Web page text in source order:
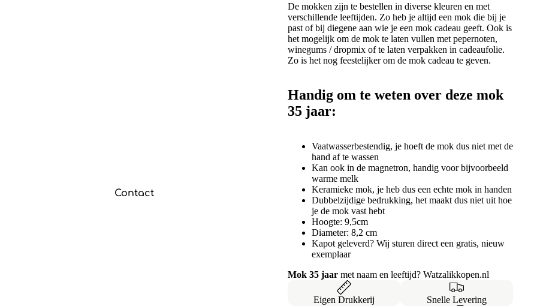
Contact
De mokken zijn te bestellen in diverse kleuren en met
verschillende leeftijden. Zo heb je altijd een mok die bij je
past of bij diegene aan wie je een mok cadeau geeft. Ook is
het mogelijk om de mok te laten vullen met pepernoten,
winegums / dropmix of te laten verpakken in cadeaufolie.
Zo is het nog feestelijker om de mok cadeau te geven.
Handig om te weten over deze mok
35 jaar:
Vaatwasserbestendig, je hoeft de mok dus niet met de
hand af te wassen
Kan ook in de magnetron, handig voor bijvoorbeeld
warme melk
Keramieke mok, je heb dus een echte mok in handen
Dubbelzijdige bedrukking, het maakt dus niet uit hoe
je de mok vast hebt
Hoogte: 9,5cm
Diameter: 8,2 cm
Kapot geleverd? Wij sturen direct een gratis, nieuw
exemplaar
Mok 35 jaar met naam en leeftijd? Watzalikkopen.nl
Eigen Drukkerij Snelle Levering